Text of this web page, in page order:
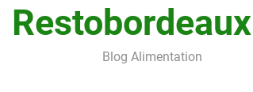
Blog Alimentation